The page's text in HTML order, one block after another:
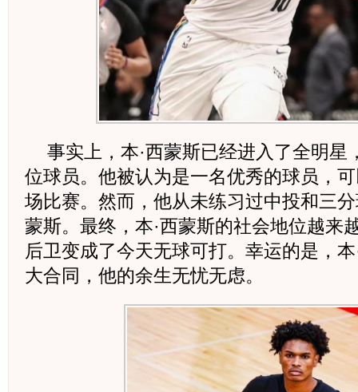
事实上，本·西蒙斯已经进入了全明星
位球员。他被认为是一名优秀的球员，
场比赛。然而，他从未练习过中投和三
蒙斯。最终，本·西蒙斯的社会地位越来
后卫变成了今天无球可打。幸运的是，
大合同，他的余生无忧无虑。